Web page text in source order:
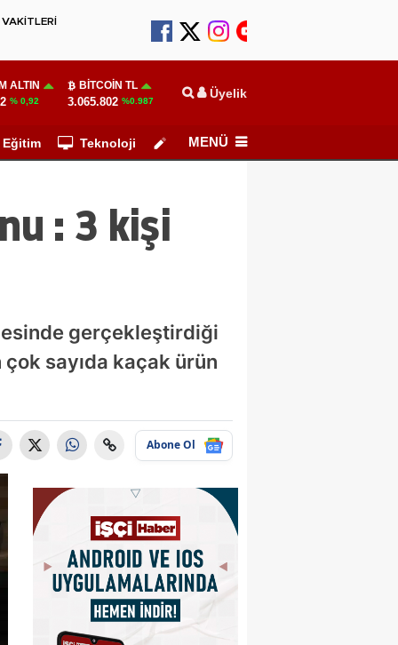
ALTIN
% 0,92
BITCOIN TL
3.065.802 %0.987 Üyelik
Eğitim Teknoloji Köşe Yazarları
MENÜ
: 3 kişi
gerçekleştirdiği
sayıda kaçak ürün
Abone Ol